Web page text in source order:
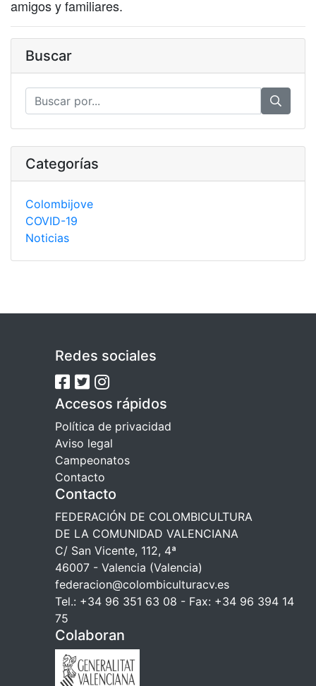
amigos y familiares.
Buscar
Categorías
Colombijove
COVID-19
Noticias
Redes sociales
Accesos rápidos
Política de privacidad
Aviso legal
Campeonatos
Contacto
Contacto
FEDERACIÓN DE COLOMBICULTURA
DE LA COMUNIDAD VALENCIANA
C/ San Vicente, 112, 4ª
46007 - Valencia (Valencia)
federacion@colombiculturacv.es
Tel.: +34 96 351 63 08 - Fax: +34 96 394 14
75
Colaboran